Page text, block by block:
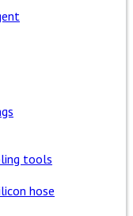
tools
hose